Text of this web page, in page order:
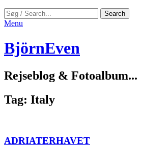
Search
Search
for:
Menu
BjörnEven
Rejseblog & Fotoalbum...
Tag: Italy
ADRIATERHAVET